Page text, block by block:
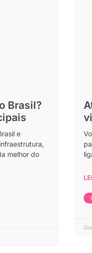
Brasil?
e
melhor do